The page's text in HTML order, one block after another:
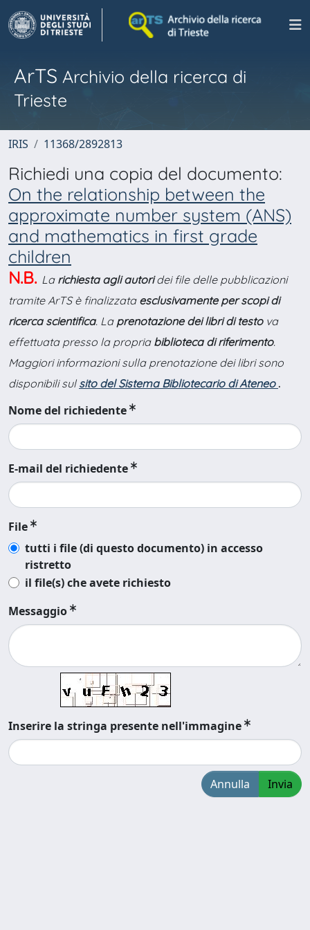
ArTS Archivio della ricerca di
Trieste
IRIS 11368/2892813
Richiedi una copia del documento:
On the relationship between the
approximate number system (ANS)
and mathematics in first grade
children
N.B. La richiesta agli autoridei file delle pubblicazioni
tramite ArTS è finalizzata esclusivamente per scopi di
ricerca scientifica. La prenotazione dei libri di testova
effettuata presso la propria biblioteca di riferimento.
Maggiori informazioni sulla prenotazione dei libri sono
disponibili sul sito del Sistema Bibliotecario di Ateneo .
Nome del richiedente
E-mail del richiedente
File
tutti i file (di questo documento) in accesso
ristretto
il file(s) che avete richiesto
Messaggio
Inserire la stringa presente nell'immagine
Annulla Invia